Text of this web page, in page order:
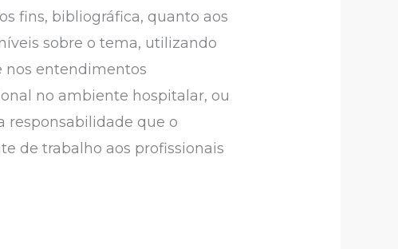
fins, bibliográfica, quanto aos
sobre o tema, utilizando
nos entendimentos
no ambiente hospitalar, ou
responsabilidade que o
de trabalho aos profissionais